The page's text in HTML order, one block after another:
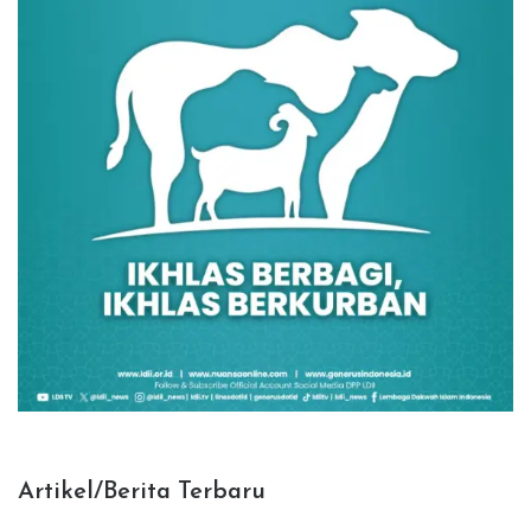
Artikel/Berita Terbaru